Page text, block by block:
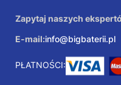
Zapytaj naszych
E-mail:info@bigbaterii.pl
PŁATNOŚCI: